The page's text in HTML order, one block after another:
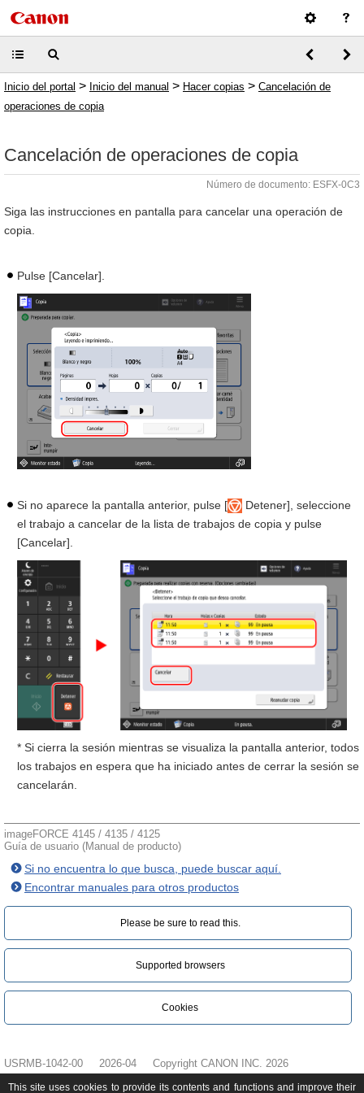
Inicio del portal > Inicio del manual > Hacer copias > Cancelación de
operaciones de copia
Cancelación de operaciones de copia
Número de documento: ESFX-0C3
Siga las instrucciones en pantalla para cancelar una operación de
copia.
Pulse [Cancelar].
Si no aparece la pantalla anterior, pulse [
Detener], seleccione
el trabajo a cancelar de la lista de trabajos de copia y pulse
[Cancelar].
* Si cierra la sesión mientras se visualiza la pantalla anterior, todos
los trabajos en espera que ha iniciado antes de cerrar la sesión se
cancelarán.
imageFORCE 4145 / 4135 / 4125
Guía de usuario (Manual de producto)
Si no encuentra lo que busca, puede buscar aquí.
Encontrar manuales para otros productos
Please be sure to read this.‎
Supported browsers
Cookies
USRMB-1042-00 2026-04 Copyright CANON INC. 2026
This site uses cookies to provide its contents and functions and improve their